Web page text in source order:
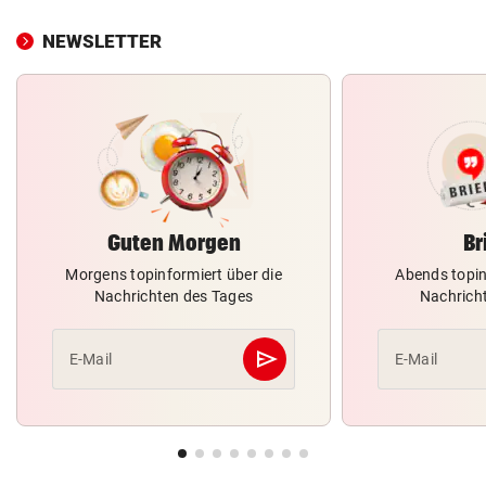
NEWSLETTER
Guten Morgen
Morgens topinformiert über die
Nachrichten des Tages
E-Mail send
Abschicken
Abends
E-Mail